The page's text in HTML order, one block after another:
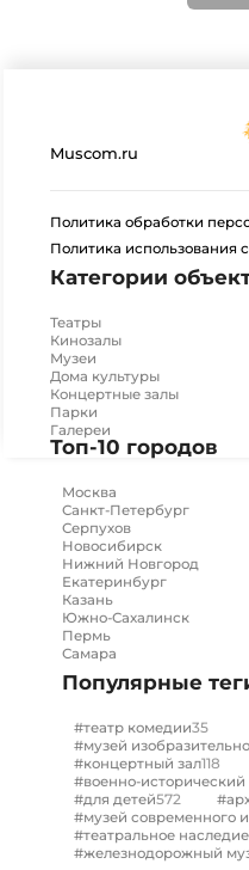
Muscom.ru
Политика обработки
Политика использования
Категории
Театры
Кинозалы
Музеи
Дома культуры
Концертные залы
Парки
Галереи
Топ-10 городов
Москва
Санкт-Петербург
Серпухов
Новосибирск
Нижний Новгород
Екатеринбург
Казань
Южно-Сахалинск
Пермь
Самара
Популярные
#театр комедии35
#музей
#концертный зал118
#военно-исторический
#для детей572
#музей современного
#театральное наследие
#железнодорожный